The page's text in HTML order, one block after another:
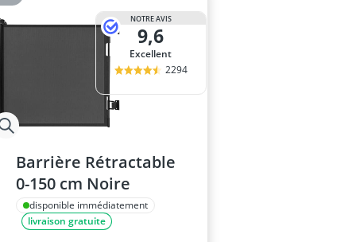
NOTRE AVIS
9,6
Excellent
2294
Barrière Rétractable
0-150 cm Noire
disponible immédiatement
livraison gratuite